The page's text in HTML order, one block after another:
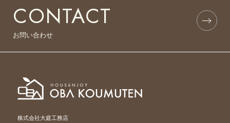
CONTACT
お問い合わせ
株式会社大庭工務店